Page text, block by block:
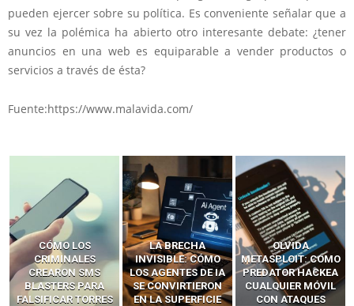
pueden ejercer sobre su política. Es conveniente señalar que a
su vez la polémica ha abierto otro interesante debate: ¿tener
anuncios en una web es equiparable a vender productos o
servicios a través de ésta?
Fuente:https://www.malavida.com/
LA BRECHA
INVISIBLE: CÓMO
LOS AGENTES DE IA
SE CONVIRTIERON
EN LA SUPERFICIE
OLVIDA
METASPLOIT: CÓMO
PREDATOR HACKEA
CUALQUIER MÓVIL
CON ATAQUES
CÓMO LOS HACKERS
INTERCEPTAN OTPS
Y LLAMADAS
MÓVILES SIN
‘HACKEAR’ — EL